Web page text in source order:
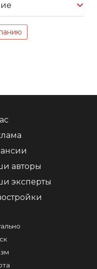
авторы
эксперты